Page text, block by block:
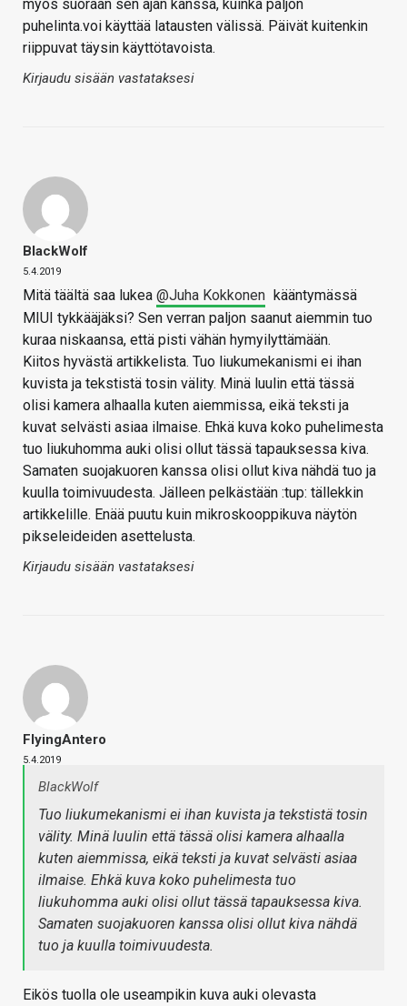
myös suoraan sen ajan kanssa, kuinka paljon
puhelinta.voi käyttää latausten välissä. Päivät kuitenkin
riippuvat täysin käyttötavoista.
Kirjaudu sisään vastataksesi
BlackWolf
5.4.2019
Mitä täältä saa lukea @Juha Kokkonen kääntymässä
MIUI tykkääjäksi? Sen verran paljon saanut aiemmin tuo
kuraa niskaansa, että pisti vähän hymyilyttämään.
Kiitos hyvästä artikkelista. Tuo liukumekanismi ei ihan
kuvista ja tekstistä tosin välity. Minä luulin että tässä
olisi kamera alhaalla kuten aiemmissa, eikä teksti ja
kuvat selvästi asiaa ilmaise. Ehkä kuva koko puhelimesta
tuo liukuhomma auki olisi ollut tässä tapauksessa kiva.
Samaten suojakuoren kanssa olisi ollut kiva nähdä tuo ja
kuulla toimivuudesta. Jälleen pelkästään :tup: tällekkin
artikkelille. Enää puutu kuin mikroskooppikuva näytön
pikseleideiden asettelusta.
Kirjaudu sisään vastataksesi
FlyingAntero
5.4.2019
BlackWolf
Tuo liukumekanismi ei ihan kuvista ja tekstistä tosin
välity. Minä luulin että tässä olisi kamera alhaalla
kuten aiemmissa, eikä teksti ja kuvat selvästi asiaa
ilmaise. Ehkä kuva koko puhelimesta tuo
liukuhomma auki olisi ollut tässä tapauksessa kiva.
Samaten suojakuoren kanssa olisi ollut kiva nähdä
tuo ja kuulla toimivuudesta.
Eikös tuolla ole useampikin kuva auki olevasta